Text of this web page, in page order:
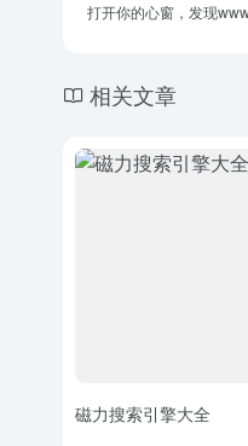
打开你的心窗，发现
相关文章
磁力搜索引擎大全